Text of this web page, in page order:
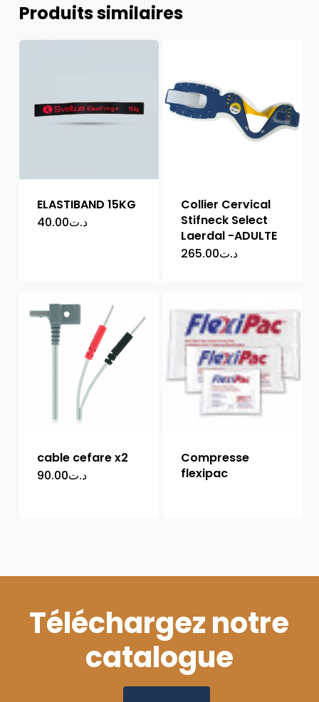
Produits similaires
ELASTIBAND 15KG
د.ت40.00
Collier Cervical
Stifneck Select
Laerdal -ADULTE
د.ت265.00
cable cefare x2
د.ت90.00
Compresse
flexipac
Téléchargez notre
catalogue